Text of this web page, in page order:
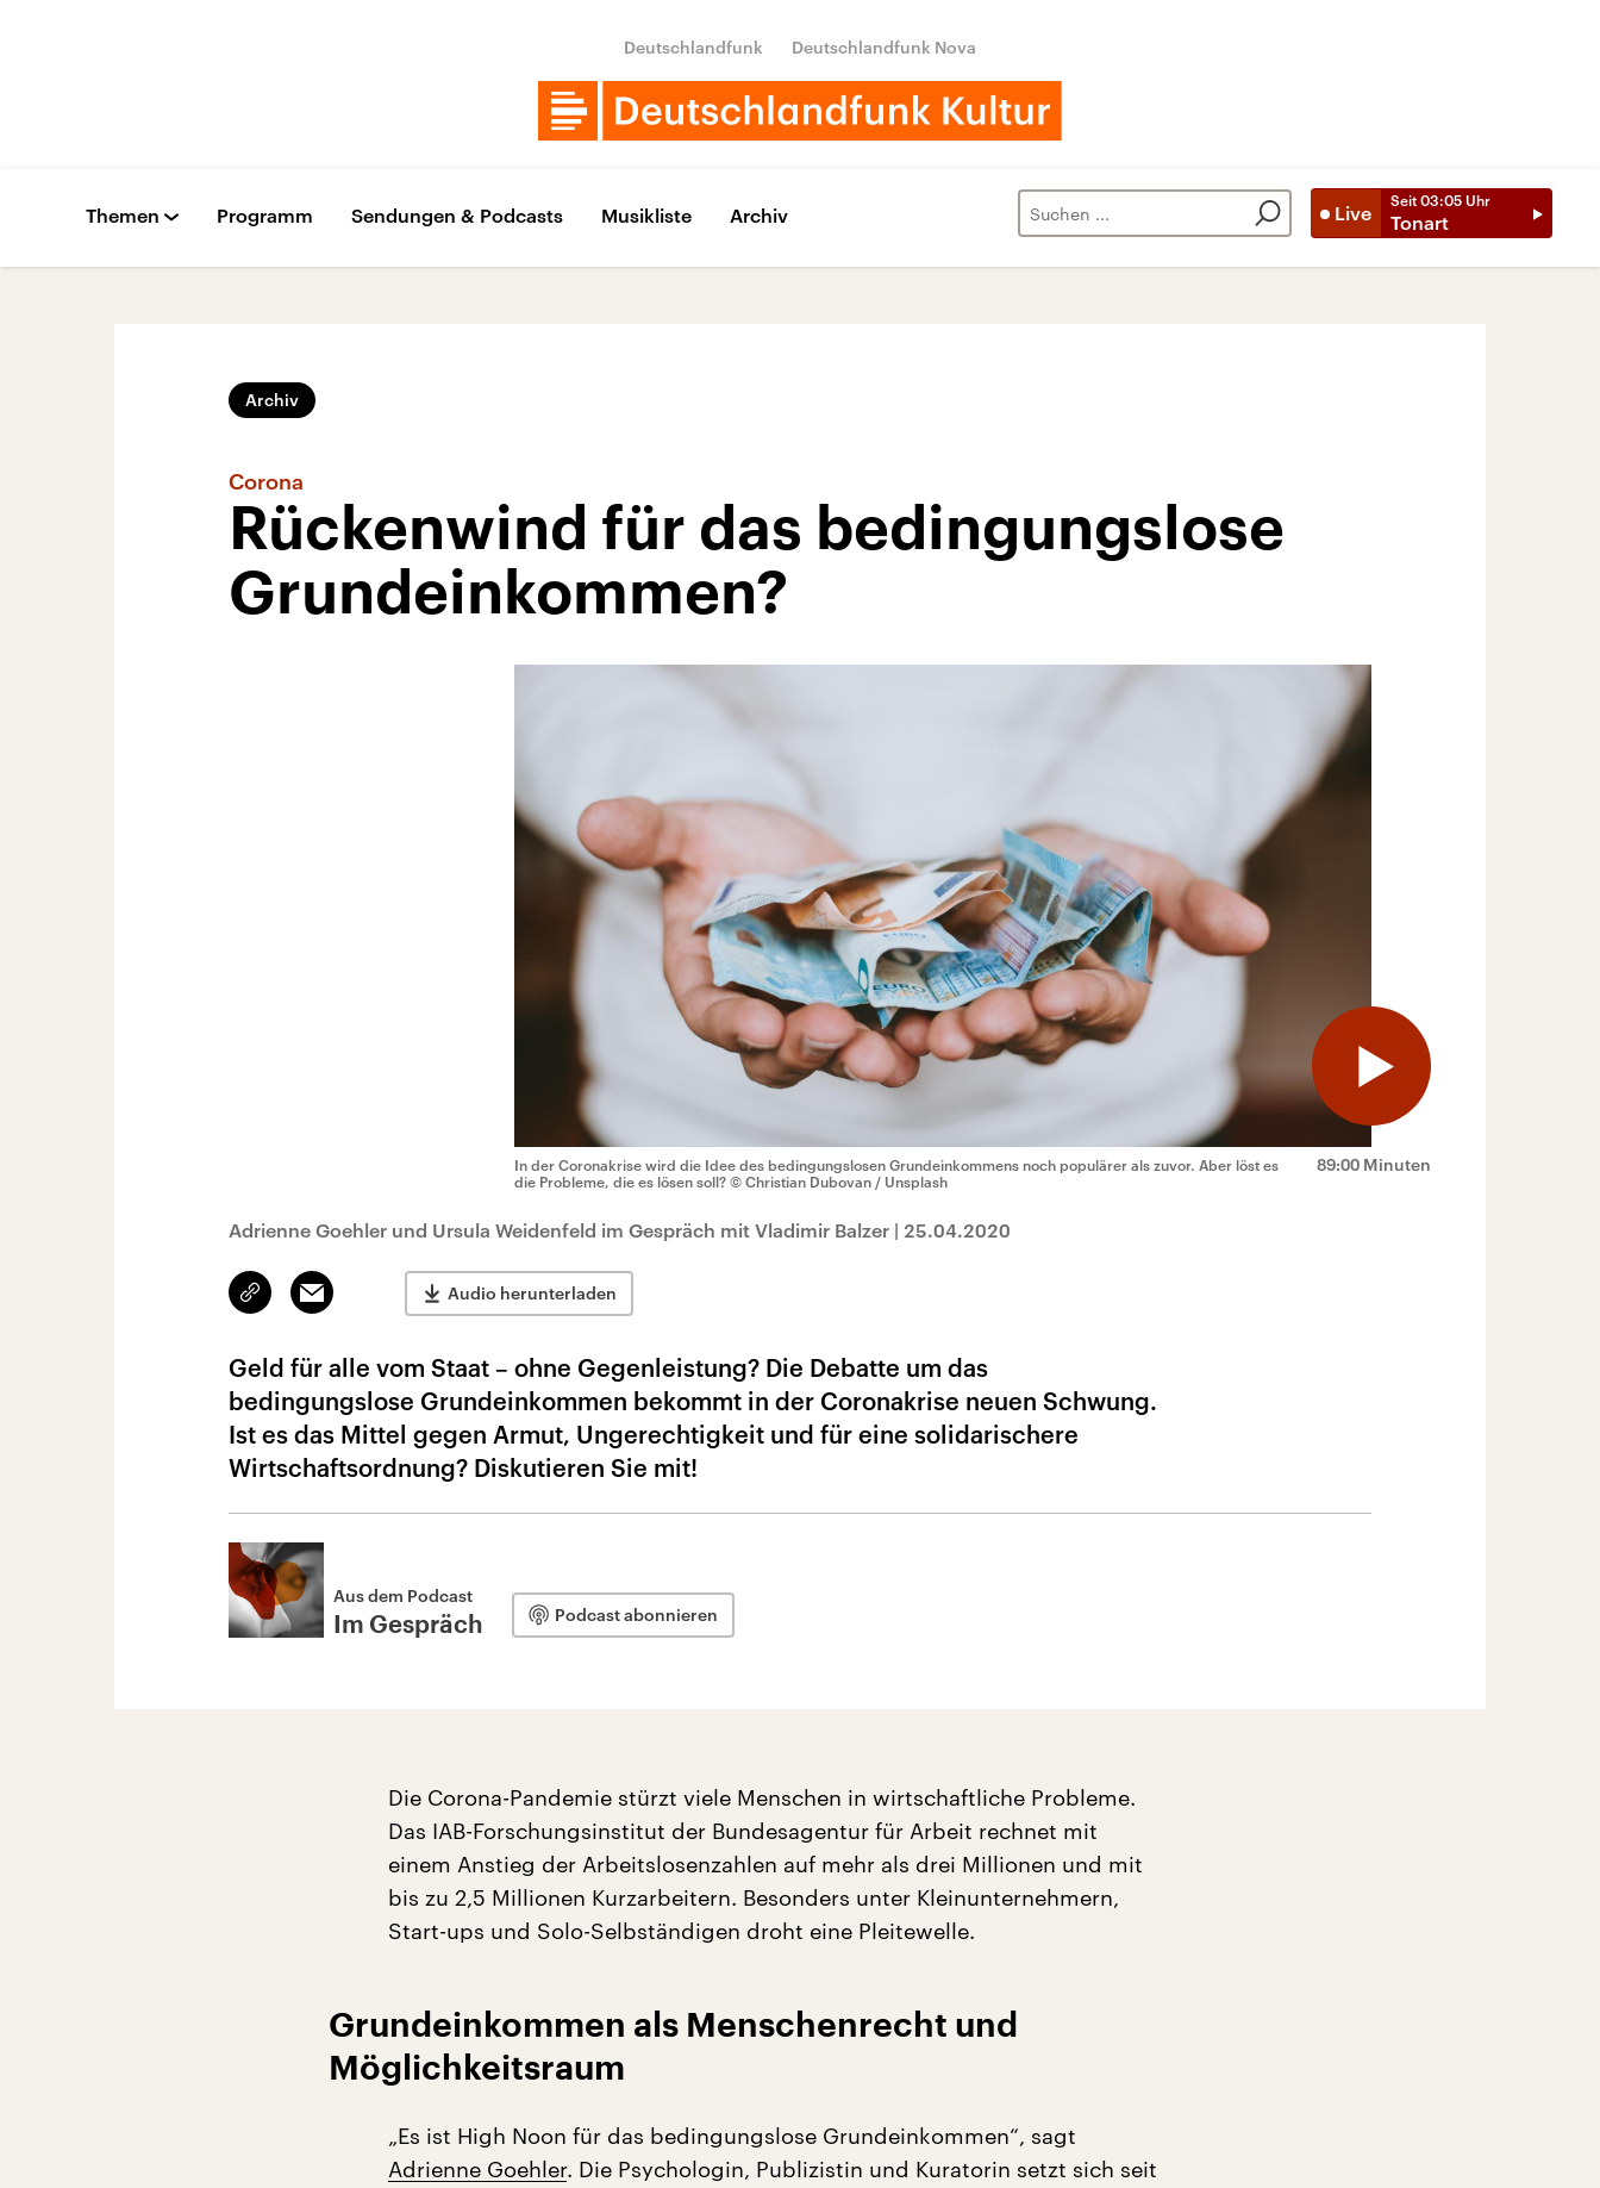
Deutschlandfunk Deutschlandfunk Nova
Live
Seit 03:05 Uhr
Tonart
Themen Programm Sendungen & Podcasts Musikliste Archiv
Archiv
Corona
Rückenwind für das bedingungslose
Grundeinkommen?
89:00 Minuten
In der Coronakrise wird die Idee des bedingungslosen Grundeinkommens noch populärer als zuvor. Aber löst es
die Probleme, die es lösen soll? © Christian Dubovan / Unsplash
Adrienne Goehler und Ursula Weidenfeld im Gespräch mit Vladimir Balzer | 25.04.2020
Link
kopieren/teilen
Email Audio herunterladen
Geld für alle vom Staat – ohne Gegenleistung? Die Debatte um das
bedingungslose Grundeinkommen bekommt in der Coronakrise neuen Schwung.
Ist es das Mittel gegen Armut, Ungerechtigkeit und für eine solidarischere
Wirtschaftsordnung? Diskutieren Sie mit!
Aus dem Podcast
Im Gespräch Podcast abonnieren
Die Corona-Pandemie stürzt viele Menschen in wirtschaftliche Probleme.
Das IAB-Forschungsinstitut der Bundesagentur für Arbeit rechnet mit
einem Anstieg der Arbeitslosenzahlen auf mehr als drei Millionen und mit
bis zu 2,5 Millionen Kurzarbeitern. Besonders unter Kleinunternehmern,
Start-ups und Solo-Selbständigen droht eine Pleitewelle.
Grundeinkommen als Menschenrecht und
Möglichkeitsraum
„Es ist High Noon für das bedingungslose Grundeinkommen“, sagt
Adrienne Goehler. Die Psychologin, Publizistin und Kuratorin setzt sich seit